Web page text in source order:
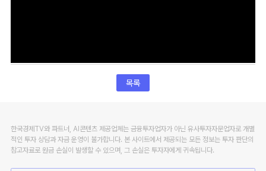
목록
한국경제TV와 파트너, AI콘텐츠 제공업체는 금융투자업자가 아닌 유사투자자문업자로 개별
적인 투자 상담과 자금 운영이 불가합니다. 본 사이트에서 제공되는 모든 정보는 투자 판단의
참고자료로 원금 손실이 발생할 수 있으며, 그 손실은 투자자에게 귀속됩니다.